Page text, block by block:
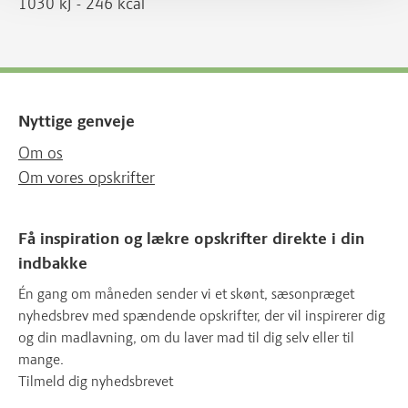
Nyttige genveje
Om os
Om vores opskrifter
Få inspiration og lækre opskrifter direkte i din
indbakke
Én gang om måneden sender vi et skønt, sæsonpræget
nyhedsbrev med spændende opskrifter, der vil inspirerer dig
og din madlavning, om du laver mad til dig selv eller til
mange.
Tilmeld dig nyhedsbrevet